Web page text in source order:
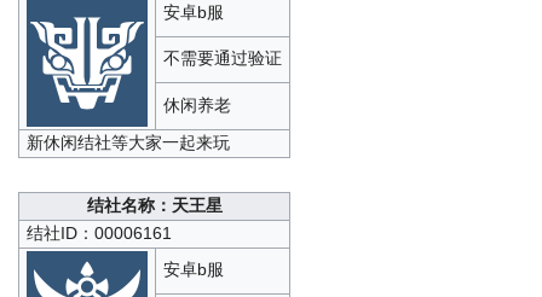
安卓b服
不需要通过验证
休闲养老
新休闲结社等大家一起来玩
结社名称：天王星
结社ID：00006161
安卓b服